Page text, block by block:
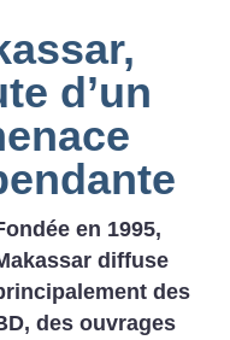
d’un
en 1995,
diffuse
des
des ouvrages